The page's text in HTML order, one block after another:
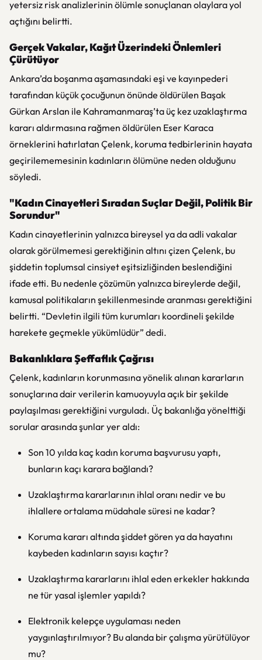
yetersiz risk analizlerinin ölümle sonuçlanan olaylara yol
açtığını belirtti.
Gerçek Vakalar, Kağıt Üzerindeki Önlemleri
Çürütüyor
Ankara’da boşanma aşamasındaki eşi ve kayınpederi
tarafından küçük çocuğunun önünde öldürülen Başak
Gürkan Arslan ile Kahramanmaraş’ta üç kez uzaklaştırma
kararı aldırmasına rağmen öldürülen Eser Karaca
örneklerini hatırlatan Çelenk, koruma tedbirlerinin hayata
geçirilememesinin kadınların ölümüne neden olduğunu
söyledi.
"Kadın Cinayetleri Sıradan Suçlar Değil, Politik Bir
Sorundur"
Kadın cinayetlerinin yalnızca bireysel ya da adli vakalar
olarak görülmemesi gerektiğinin altını çizen Çelenk, bu
şiddetin toplumsal cinsiyet eşitsizliğinden beslendiğini
ifade etti. Bu nedenle çözümün yalnızca bireylerde değil,
kamusal politikaların şekillenmesinde aranması gerektiğini
belirtti. “Devletin ilgili tüm kurumları koordineli şekilde
harekete geçmekle yükümlüdür” dedi.
Bakanlıklara Şeffaflık Çağrısı
Çelenk, kadınların korunmasına yönelik alınan kararların
sonuçlarına dair verilerin kamuoyuyla açık bir şekilde
paylaşılması gerektiğini vurguladı. Üç bakanlığa yönelttiği
sorular arasında şunlar yer aldı:
Son 10 yılda kaç kadın koruma başvurusu yaptı,
bunların kaçı karara bağlandı?
Uzaklaştırma kararlarının ihlal oranı nedir ve bu
ihlallere ortalama müdahale süresi ne kadar?
Koruma kararı altında şiddet gören ya da hayatını
kaybeden kadınların sayısı kaçtır?
Uzaklaştırma kararlarını ihlal eden erkekler hakkında
ne tür yasal işlemler yapıldı?
Elektronik kelepçe uygulaması neden
yaygınlaştırılmıyor? Bu alanda bir çalışma yürütülüyor
mu?